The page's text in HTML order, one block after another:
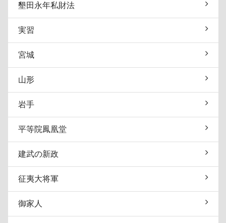
墾田永年私財法
実習
宮城
山形
岩手
平等院鳳凰堂
建武の新政
征夷大将軍
御家人